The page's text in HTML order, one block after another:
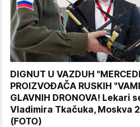
DIGNUT U VAZDUH
PROIZVOĐAČA RUSKIH
GLAVNIH DRONOVA! Lekari
Vladimira Tkačuka, Moskva
(FOTO)